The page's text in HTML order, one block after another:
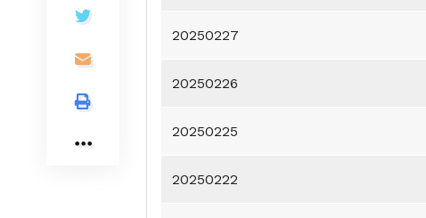
20250227
20250226
20250225
20250222